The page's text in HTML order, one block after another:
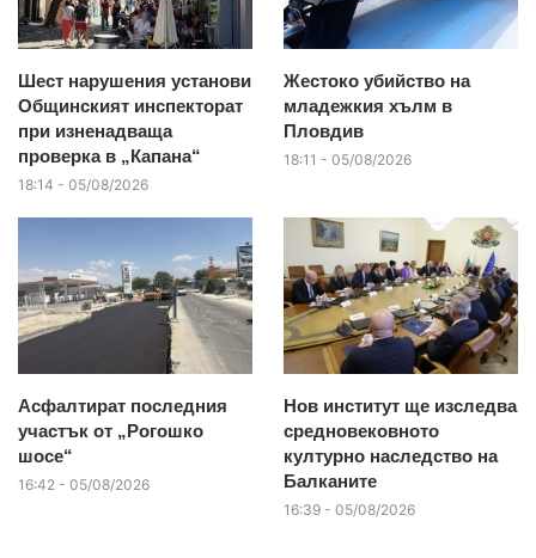
Шест нарушения установи
Общинският инспекторат
при изненадваща
проверка в „Капана“
18:14 - 05/08/2026
Жестоко убийство на
младежкия хълм в
Пловдив
18:11 - 05/08/2026
Асфалтират последния
участък от „Рогошко
шосе“
16:42 - 05/08/2026
Нов институт ще изследва
средновековното
културно наследство на
Балканите
16:39 - 05/08/2026